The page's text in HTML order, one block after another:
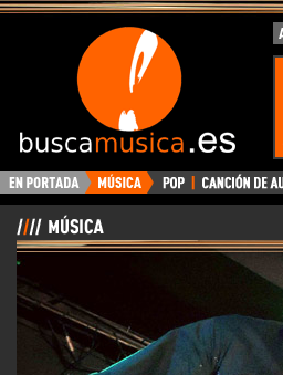
BuscaMusica.es